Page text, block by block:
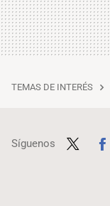
TEMAS DE INTERÉS
Síguenos